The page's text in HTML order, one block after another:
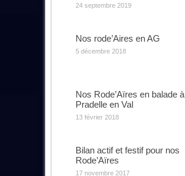
24 septembre 2019
Nos rode’Aires en AG
5 décembre 2018
Nos Rode’Aïres en balade à
Pradelle en Val
13 février 2018
Bilan actif et festif pour nos
Rode’Aïres
17 novembre 2017